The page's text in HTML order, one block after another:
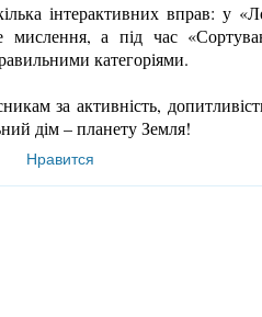
інтерактивних вправ: у
мислення, а під час
категоріями.
за активність,
дім – планету Земля!
Нравится